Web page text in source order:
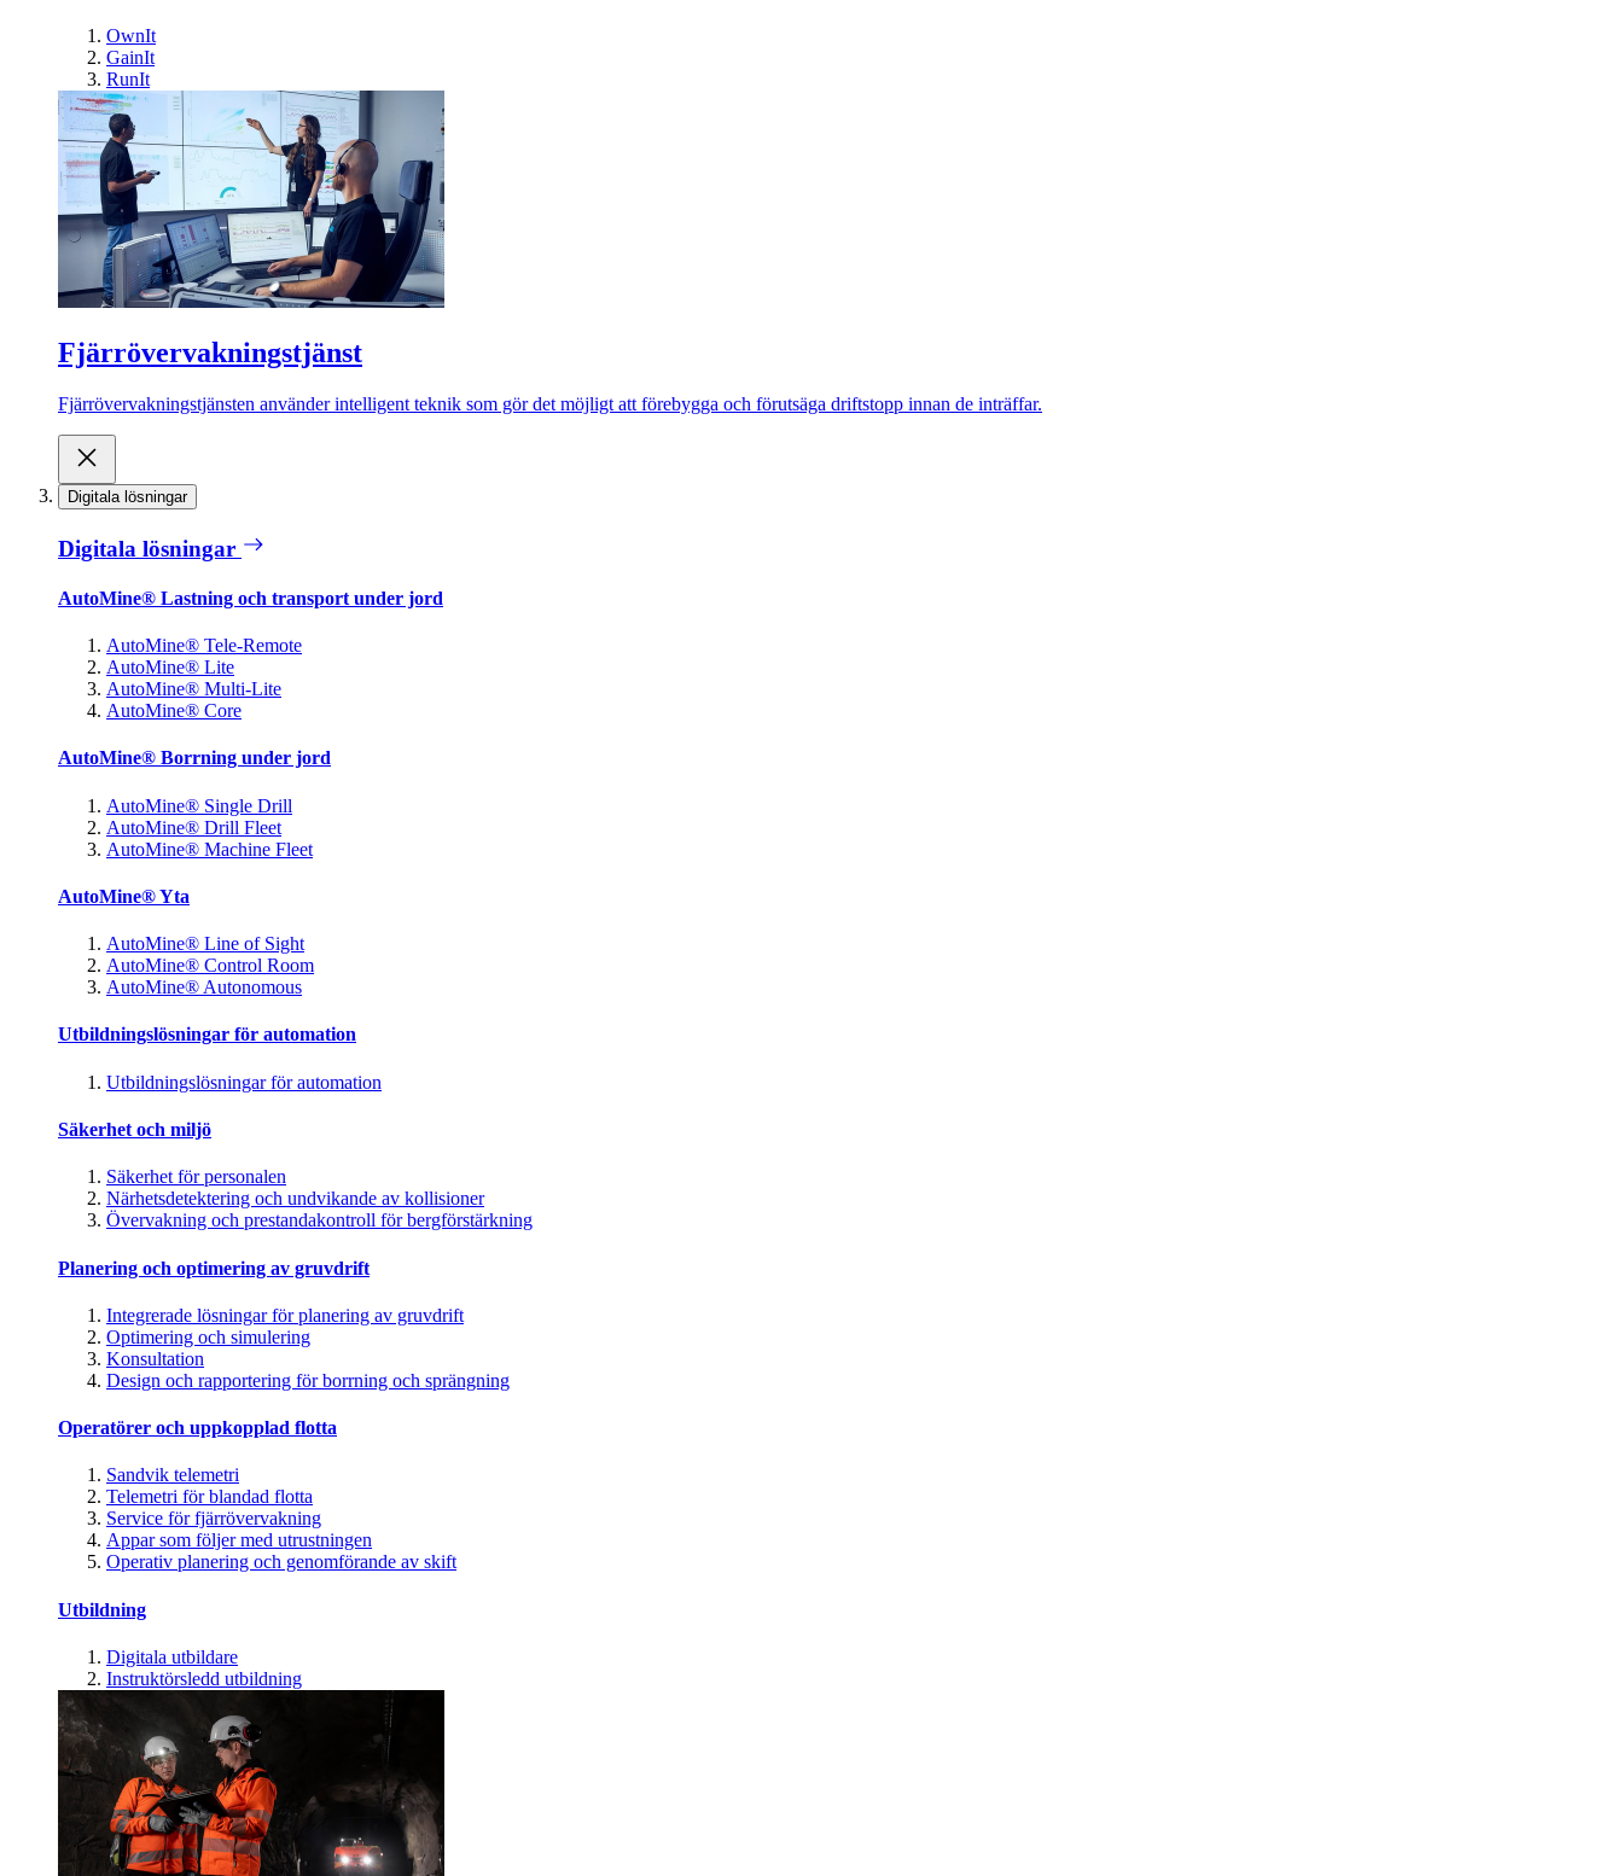
OwnIt
GainIt
RunIt
Fjärrövervakningstjänst
Fjärrövervakningstjänsten använder intelligent teknik som gör det möjligt att förebygga och förutsäga driftstopp innan de inträffar.
Digitala lösningar
Digitala lösningar
AutoMine® Lastning och transport under jord
AutoMine® Tele-Remote
AutoMine® Lite
AutoMine® Multi-Lite
AutoMine® Core
AutoMine® Borrning under jord
AutoMine® Single Drill
AutoMine® Drill Fleet
AutoMine® Machine Fleet
AutoMine® Yta
AutoMine® Line of Sight
AutoMine® Control Room
AutoMine® Autonomous
Utbildningslösningar för automation
Utbildningslösningar för automation
Säkerhet och miljö
Säkerhet för personalen
Närhetsdetektering och undvikande av kollisioner
Övervakning och prestandakontroll för bergförstärkning
Planering och optimering av gruvdrift
Integrerade lösningar för planering av gruvdrift
Optimering och simulering
Konsultation
Design och rapportering för borrning och sprängning
Operatörer och uppkopplad flotta
Sandvik telemetri
Telemetri för blandad flotta
Service för fjärrövervakning
Appar som följer med utrustningen
Operativ planering och genomförande av skift
Utbildning
Digitala utbildare
Instruktörsledd utbildning